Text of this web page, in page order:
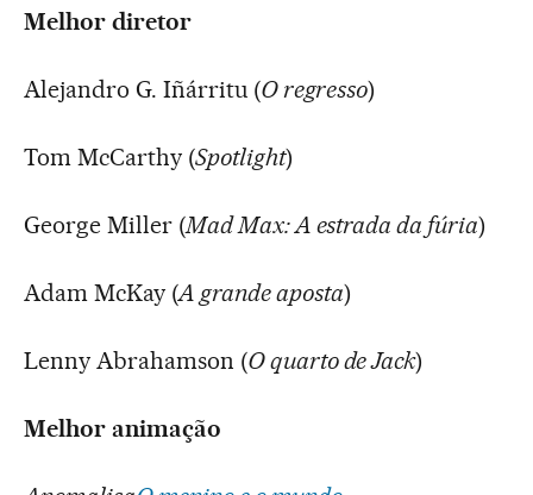
Melhor diretor
Alejandro G. Iñárritu (O regresso)
Tom McCarthy (Spotlight)
George Miller (Mad Max: A estrada da fúria)
Adam McKay (A grande aposta)
Lenny Abrahamson (O quarto de Jack)
Melhor animação